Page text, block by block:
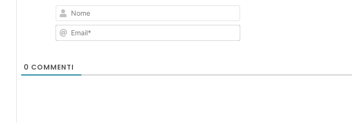
Nome
Email*
0 COMMENTI